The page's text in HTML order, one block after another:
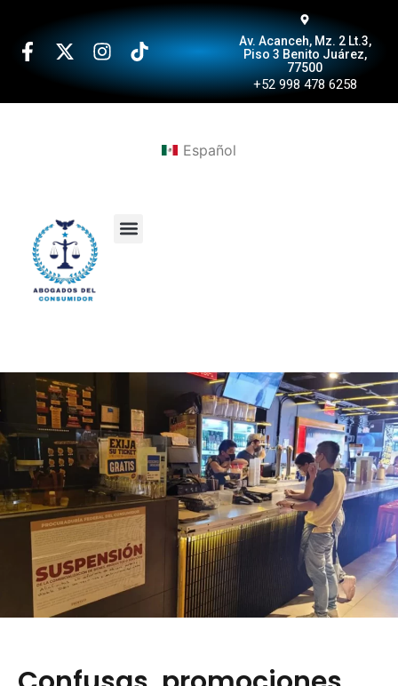
Av. Acanceh, Mz. 2 Lt.3,
Piso 3 Benito Juárez,
77500
+52 998 478 6258
Español